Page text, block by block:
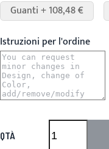
Guanti + 108,48 €
Istruzioni per l'ordine
QTÀ